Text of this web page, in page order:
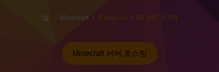
앱 Minecraft Forge 41.0.33 (MC 1.19)
Minecraft 서버 호스팅